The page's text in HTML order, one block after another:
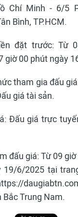
Chí Minh - 6/5
Bình, TP.HCM.
đặt trước: Từ
giờ 00 phút ngày
tham gia đấu
giá tài sản.
Đấu giá trực
đấu giá: Từ 09
19/6/2025 tại
Trung Nam.